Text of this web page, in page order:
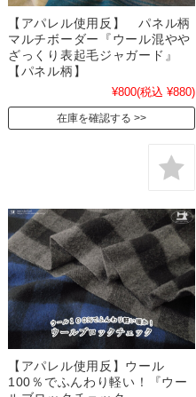
【アパレル使用反】 パネル柄
マルチボーダー『ウール混やや
ざっくり表起毛ジャガード』
【パネル柄】
¥800(税込 ¥880)
在庫を確認する
【アパレル使用反】ウール
100％でふんわり軽い！『ウー